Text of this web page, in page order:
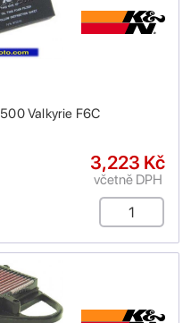
Valkyrie F6C
3,223 Kč
včetně DPH